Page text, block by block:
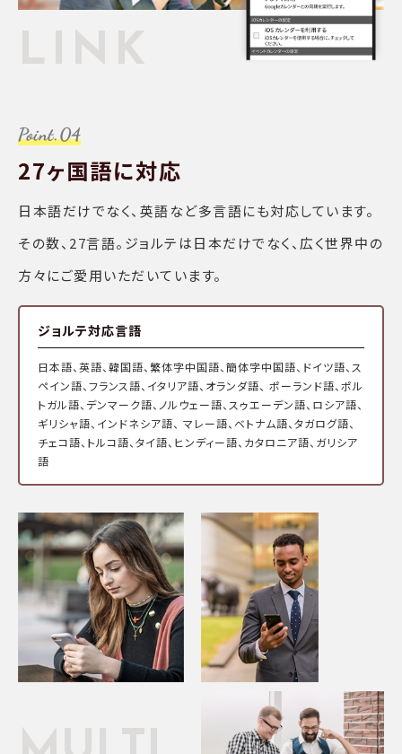
LINK
27ヶ国語に対応
日本語だけでなく、英語など多言語にも対応しています。
その数、27言語。ジョルテは日本だけでなく、広く世界中の
方々にご愛用いただいています。
ジョルテ対応言語
日本語、英語、韓国語、繁体字中国語、簡体字中国語、ドイツ語、ス
ペイン語、フランス語、イタリア語、オランダ語、 ポーランド語、ポル
トガル語、デンマーク語、ノルウェー語、スゥエーデン語、ロシア語、
ギリシャ語、インドネシア語、 マレー語、ベトナム語、タガログ語、
チェコ語、トルコ語、タイ語、ヒンディー語、カタロニア語、ガリシア
語